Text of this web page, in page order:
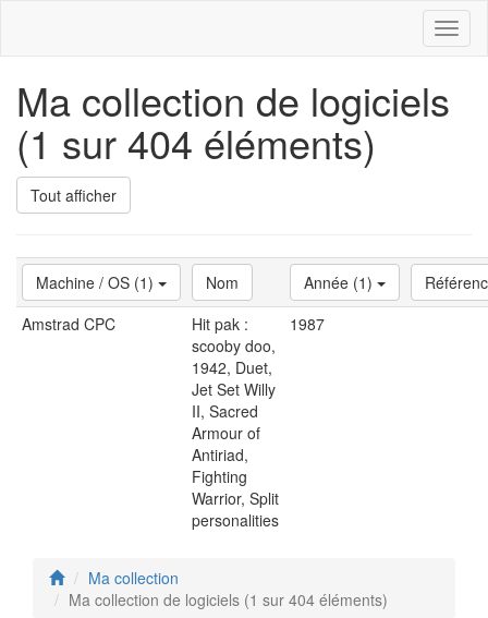
Ma collection de logiciels
(1 sur 404 éléments)
Tout afficher
Machine / OS (1) Nom Année (1)
Amstrad CPC
Hit pak :
scooby doo,
1942, Duet,
Jet Set Willy
II, Sacred
Armour of
Antiriad,
Fighting
Warrior, Split
personalities
1987
Ma collection
Ma collection de logiciels (1 sur 404 éléments)